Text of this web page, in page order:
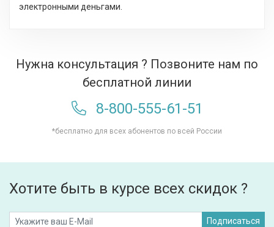
электронными деньгами.
Нужна консультация ? Позвоните нам по
бесплатной линии
8-800-555-61-51
*бесплатно для всех абонентов по всей России
Хотите быть в курсе всех скидок ?
Подписаться